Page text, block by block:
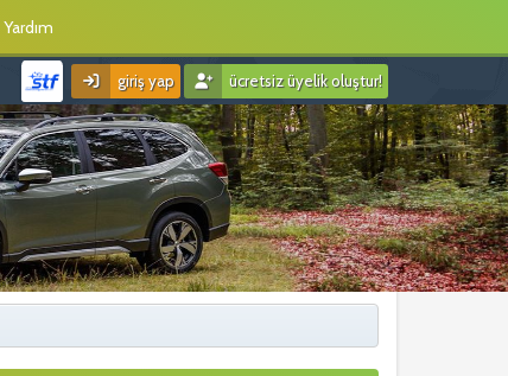
Yardım
giriş yap ücretsiz üyelik oluştur!